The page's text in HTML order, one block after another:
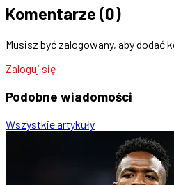
Komentarze (0)
Musisz być zalogowany, aby dodać
Zaloguj się
Podobne wiadomości
Wszystkie artykuły